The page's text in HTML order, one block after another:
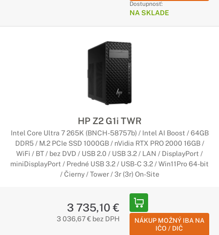
Dostupnosť:
NA SKLADE
HP Z2 G1i TWR
Intel Core Ultra 7 265K (BNCH-58757b) / Intel AI Boost / 64GB
DDR5 / M.2 PCIe SSD 1000GB / nVidia RTX PRO 2000 16GB /
WiFi / BT / bez DVD / USB 2.0 / USB 3.2 / LAN / DisplayPort /
miniDisplayPort / Predné USB 3.2 / USB-C 3.2 / Win11Pro 64-bit
/ Čierny / Tower / 3r (3r) On-Site
3 735,10 €
3 036,67 € bez DPH
NÁKUP MOŽNÝ IBA NA
IČO / DIČ